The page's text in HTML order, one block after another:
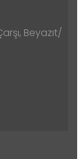
Beyazıt/